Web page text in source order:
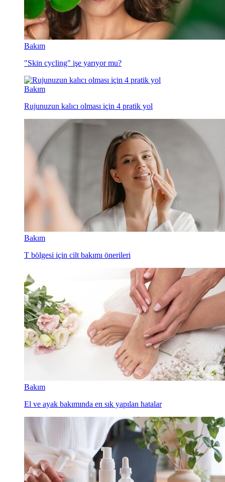
Bakım
"Skin cycling" işe yarıyor mu?
Bakım
Rujunuzun kalıcı olması için 4 pratik yol
Bakım
T bölgesi için cilt bakımı önerileri
Bakım
El ve ayak bakımında en sık yapılan hatalar